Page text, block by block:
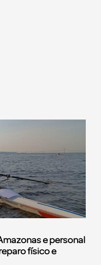
e personal
físico e